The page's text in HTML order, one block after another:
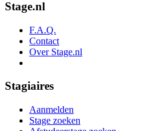
Stage.nl
F.A.Q.
Contact
Over Stage.nl
Stagiaires
Aanmelden
Stage zoeken